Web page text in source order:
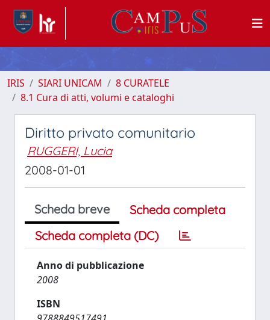
IRIS SIARI UNICAM
8 CURATELE
8.1 Cura di atti, volumi e cataloghi
Diritto privato comunitario
RUGGERI, Lucia
2008-01-01
Scheda breve
Scheda completa
Scheda completa (DC)
Anno di pubblicazione
2008
ISBN